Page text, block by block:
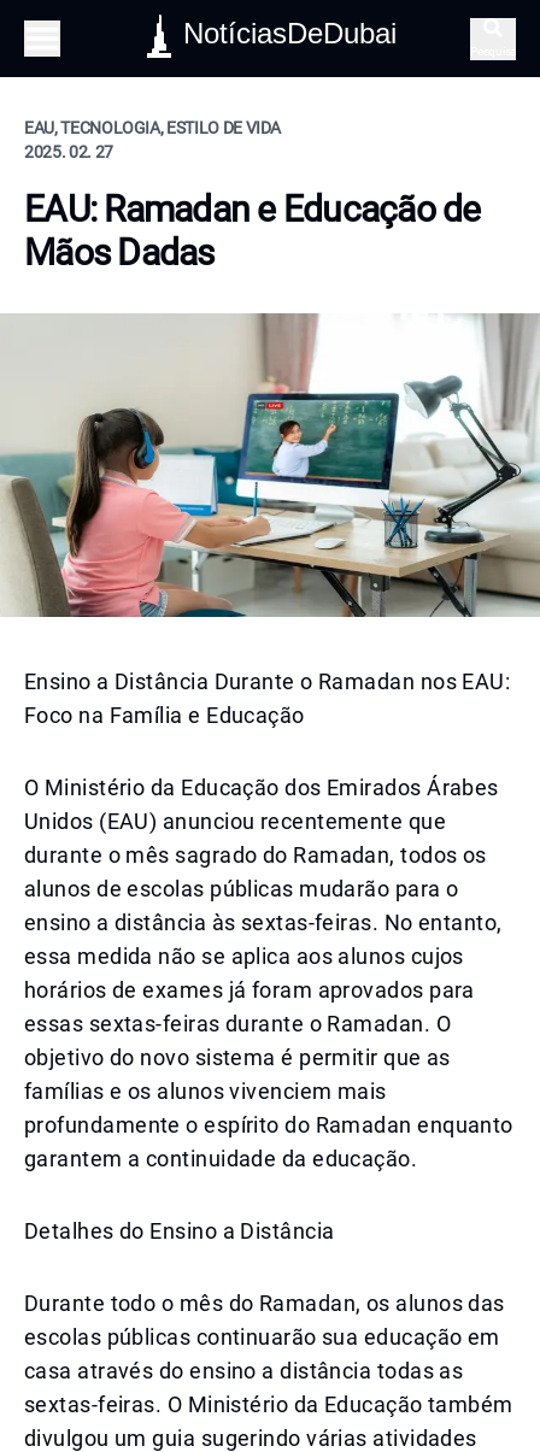
NotíciasDeDubai
EAU, TECNOLOGIA, ESTILO DE VIDA
2025. 02. 27
EAU: Ramadan e Educação de
Mãos Dadas
Ensino a Distância Durante o Ramadan nos EAU:
Foco na Família e Educação
O Ministério da Educação dos Emirados Árabes
Unidos (EAU) anunciou recentemente que
durante o mês sagrado do Ramadan, todos os
alunos de escolas públicas mudarão para o
ensino a distância às sextas-feiras. No entanto,
essa medida não se aplica aos alunos cujos
horários de exames já foram aprovados para
essas sextas-feiras durante o Ramadan. O
objetivo do novo sistema é permitir que as
famílias e os alunos vivenciem mais
profundamente o espírito do Ramadan enquanto
garantem a continuidade da educação.
Detalhes do Ensino a Distância
Durante todo o mês do Ramadan, os alunos das
escolas públicas continuarão sua educação em
casa através do ensino a distância todas as
sextas-feiras. O Ministério da Educação também
divulgou um guia sugerindo várias atividades